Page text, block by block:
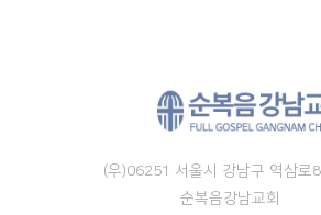
(우)06251 서울시 강남구 역삼로
순복음강남교회